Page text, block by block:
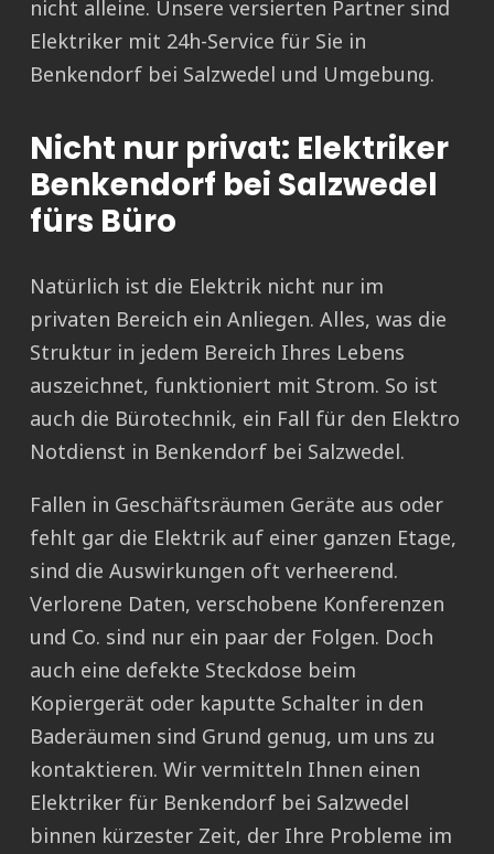
nicht alleine. Unsere versierten Partner sind
Elektriker mit 24h-Service für Sie in
Benkendorf bei Salzwedel und Umgebung.
Nicht nur privat: Elektriker
Benkendorf bei Salzwedel
fürs Büro
Natürlich ist die Elektrik nicht nur im
privaten Bereich ein Anliegen. Alles, was die
Struktur in jedem Bereich Ihres Lebens
auszeichnet, funktioniert mit Strom. So ist
auch die Bürotechnik, ein Fall für den Elektro
Notdienst in Benkendorf bei Salzwedel.
Fallen in Geschäftsräumen Geräte aus oder
fehlt gar die Elektrik auf einer ganzen Etage,
sind die Auswirkungen oft verheerend.
Verlorene Daten, verschobene Konferenzen
und Co. sind nur ein paar der Folgen. Doch
auch eine defekte Steckdose beim
Kopiergerät oder kaputte Schalter in den
Baderäumen sind Grund genug, um uns zu
kontaktieren. Wir vermitteln Ihnen einen
Elektriker für Benkendorf bei Salzwedel
binnen kürzester Zeit, der Ihre Probleme im